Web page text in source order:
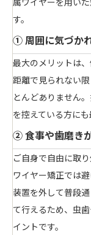
す。
① 周囲に気づか
最大のメリットは
距離で見られない
とんどありません
を控えている方にも
② 食事や歯磨き
ご自身で自由に取
ワイヤー矯正では
装置を外して普段
て行えるため、虫
イントです。